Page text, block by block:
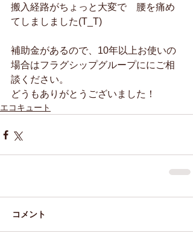
搬入経路がちょっと大変で　腰を痛め
てしましました(T_T)
補助金があるので、10年以上お使いの
場合はフラグシップグループににご相
談ください。
どうもありがとうございました！
エコキュート
コメント